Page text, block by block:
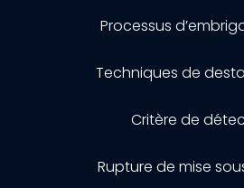
Processus
Techniques de
Critère de
Rupture de mise